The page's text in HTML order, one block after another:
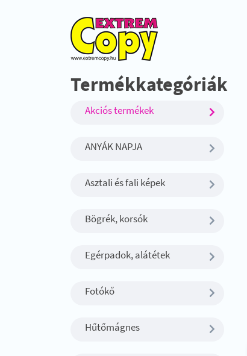
Termékkategóriák
Akciós termékek
ANYÁK NAPJA
Asztali és fali képek
Bögrék, korsók
Egérpadok, alátétek
Fotókő
Hűtőmágnes